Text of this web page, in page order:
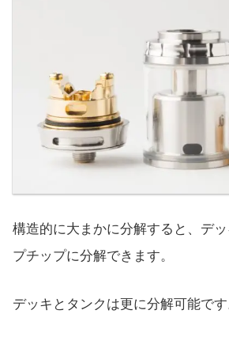
構造的に大まかに分解すると、デ
プチップに分解できます。
デッキとタンクは更に分解可能です